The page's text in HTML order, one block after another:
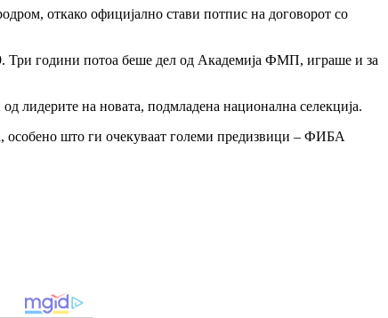
откако официјално стави потпис на договорот со
Три години потоа беше дел од Академија ФМП, играше и за
лидерите на новата, подмладена национална селекција.
особено што ги очекуваат големи предизвици – ФИБА